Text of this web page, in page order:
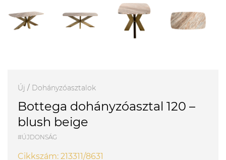
Új / Dohányzóasztalok
Bottega dohányzóasztal 120 –
blush beige
#ÚJDONSÁG
Cikkszám: 213311/8631